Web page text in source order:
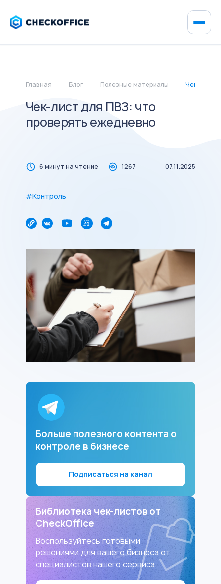
Главная Блог Полезные материалы Чек-лист
Чек-лист для ПВЗ: что
проверять ежедневно
6 минут на чтение 1267 07.11.2025
#Контроль
Больше полезного контента о
контроле в бизнесе
Подписаться на канал
Библиотека чек-листов от
CheckOffice
Воспользуйтесь готовыми
решениями для вашего бизнеса от
специалистов нашего сервиса.